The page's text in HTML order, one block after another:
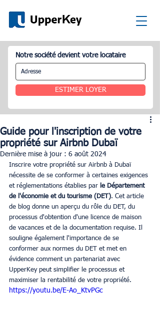
Notre société devient votre locataire
ESTIMER LOYER
Guide pour l'inscription de votre
propriété sur Airbnb Dubaï
Dernière mise à jour : 6 août 2024
Inscrire votre propriété sur Airbnb à Dubaï
nécessite de se conformer à certaines exigences
et réglementations établies par le Département
de l'économie et du tourisme (DET). Cet article
de blog donne un aperçu du rôle du DET, du
processus d'obtention d'une licence de maison
de vacances et de la documentation requise. Il
souligne également l'importance de se
conformer aux normes du DET et met en
évidence comment un partenariat avec
UpperKey peut simplifier le processus et
maximiser la rentabilité de votre propriété.
https://youtu.be/E-Ao_KtvPGc